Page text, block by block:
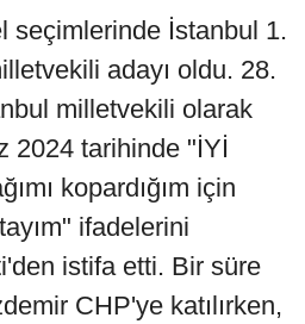
seçimlerinde İstanbul 1.
adayı oldu. 28.
milletvekili olarak
2024 tarihinde "İYİ
kopardığım için
ifadelerini
istifa etti. Bir süre
CHP'ye katılırken,